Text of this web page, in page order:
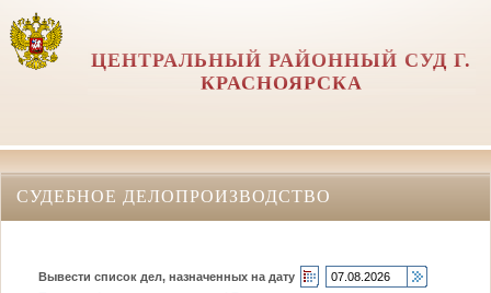
ЦЕНТРАЛЬНЫЙ РАЙОННЫЙ СУД Г.
КРАСНОЯРСКА
СУДЕБНОЕ ДЕЛОПРОИЗВОДСТВО
Вывести список дел, назначенных на дату